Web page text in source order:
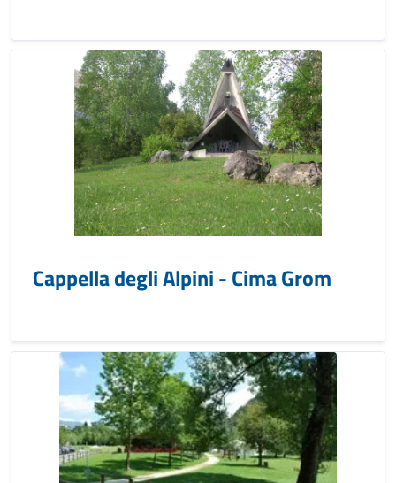
Cappella degli Alpini - Cima Grom